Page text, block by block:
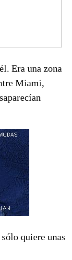
Era una zona
Miami,
quiere unas